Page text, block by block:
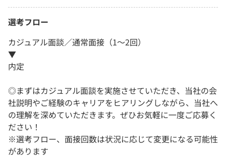
選考フロー
カジュアル面談／通常面接（1～2回）
▼
内定
◎まずはカジュアル面談を実施させていただき、当社の会
社説明やご経験のキャリアをヒアリングしながら、当社へ
の理解を深めていただきます。ぜひお気軽に一度ご応募く
ださい！
※選考フロー、面接回数は状況に応じて変更になる可能性
があります